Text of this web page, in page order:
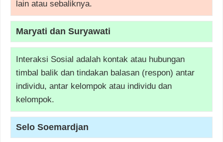
lain atau sebaliknya.
Maryati dan Suryawati
Interaksi Sosial adalah kontak atau hubungan
timbal balik dan tindakan balasan (respon) antar
individu, antar kelompok atau individu dan
kelompok.
Selo Soemardjan